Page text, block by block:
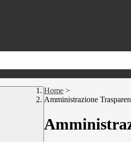
Home >
Amministrazione